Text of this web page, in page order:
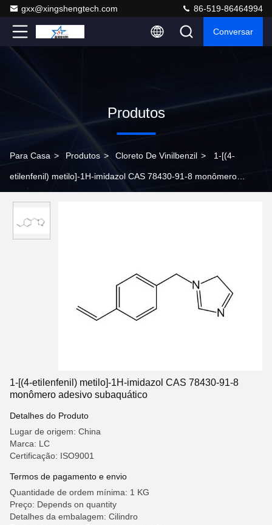
gxx@xingshengtech.com 86-519-86464994
Conversar
Produtos
Para Casa > Produtos > Cloreto De Vinilbenzil > 1-[(4-
etilenfenil) metilo]-1H-imidazol CAS 78430-91-8 monômero
1-[(4-etilenfenil) metilo]-1H-imidazol CAS 78430-91-8
monômero adesivo subaquático
Detalhes do Produto
Lugar de origem: China
Marca: LC
Certificação: ISO9001
Termos de pagamento e envio
Quantidade de ordem mínima: 1 KG
Preço: Depends on quantity
Detalhes da embalagem: Cilindro